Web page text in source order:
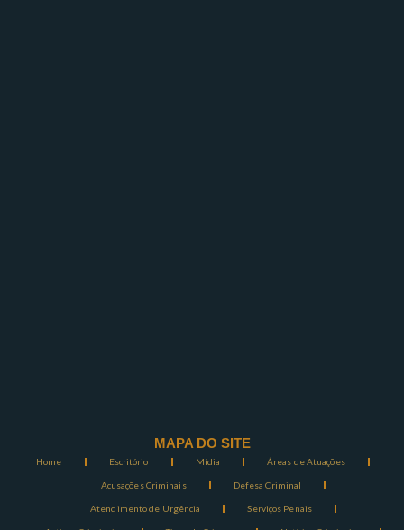
MAPA DO SITE
Home Escritório Mídia Áreas de Atuações
Acusações Criminais Defesa Criminal
Atendimento de Urgência Serviços Penais